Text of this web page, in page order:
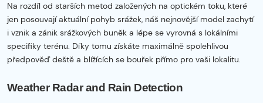
Na rozdíl od starších metod založených na optickém toku, které
jen posouvají aktuální pohyb srážek, náš nejnovější model zachytí
i vznik a zánik srážkových buněk a lépe se vyrovná s lokálními
specifiky terénu. Díky tomu získáte maximálně spolehlivou
předpověď deště a blížících se bouřek přímo pro vaši lokalitu.
Weather Radar and Rain Detection